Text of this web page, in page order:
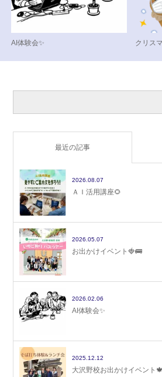
AI体験会✨ クリス
最近の記事
2026.08.07
ＡＩ活用講座🌻
2026.05.07
お出かけイベント🍓🚌
2026.02.06
AI体験会✨
2025.12.12
大沢野校お出かけイベント